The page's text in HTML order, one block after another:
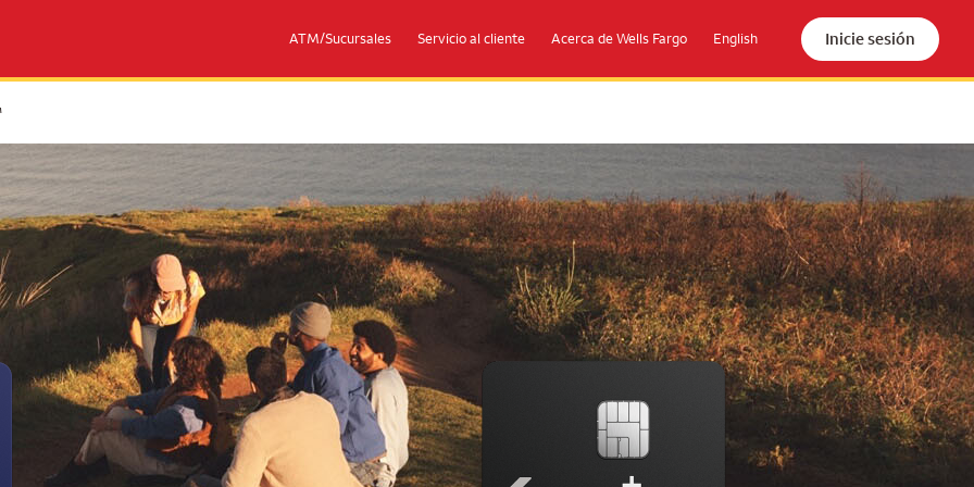
ATM/Sucursales Servicio al cliente Acerca de Wells Fargo English Inicie sesión